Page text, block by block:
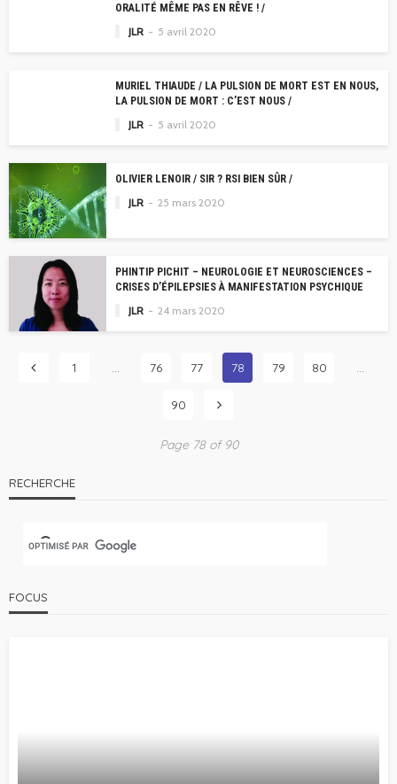
ORALITÉ MÊME PAS EN RÊVE ! /
JLR 5 avril 2020
MURIEL THIAUDE / LA PULSION DE MORT EST EN NOUS,
LA PULSION DE MORT : C’EST NOUS /
JLR 5 avril 2020
OLIVIER LENOIR / SIR ? RSI BIEN SÛR /
JLR 25 mars 2020
PHINTIP PICHIT – NEUROLOGIE ET NEUROSCIENCES –
CRISES D’ÉPILEPSIES À MANIFESTATION PSYCHIQUE
JLR 24 mars 2020
1 … 76 77 78 79 80 …
90
Page 78 of 90
RECHERCHE
FOCUS